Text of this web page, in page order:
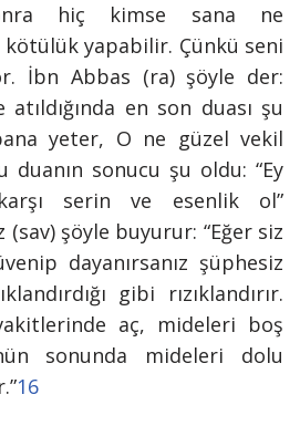
hiç kimse sana ne
yapabilir. Çünkü seni
İbn Abbas (ra) şöyle der:
en son duası şu
yeter, O ne güzel vekil
duanın sonucu şu oldu: “Ey
serin ve esenlik ol”
(sav) şöyle buyurur: “Eğer siz
dayanırsanız şüphesiz
gibi rızıklandırır.
aç, mideleri boş
sonunda mideleri dolu
16